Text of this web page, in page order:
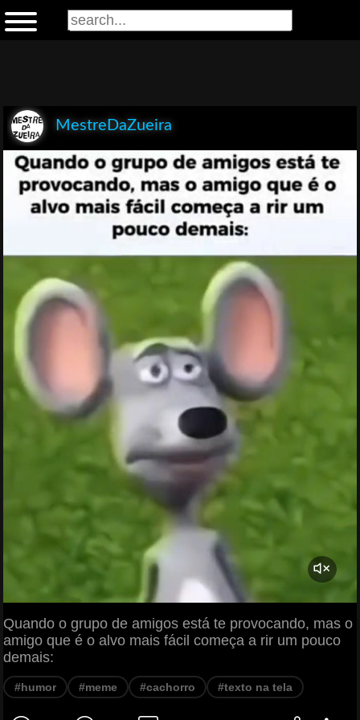
MestreDaZueira
Quando o grupo de amigos está te provocando, mas o
amigo que é o alvo mais fácil começa a rir um pouco
demais:
#humor #meme #cachorro #texto na tela